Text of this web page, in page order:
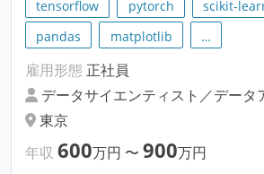
tensorflow pytorch scikit-
pandas
matplotlib …
雇用形態 正社員
データサイエンティスト／データ
東京
年収 600万円 〜 900万円